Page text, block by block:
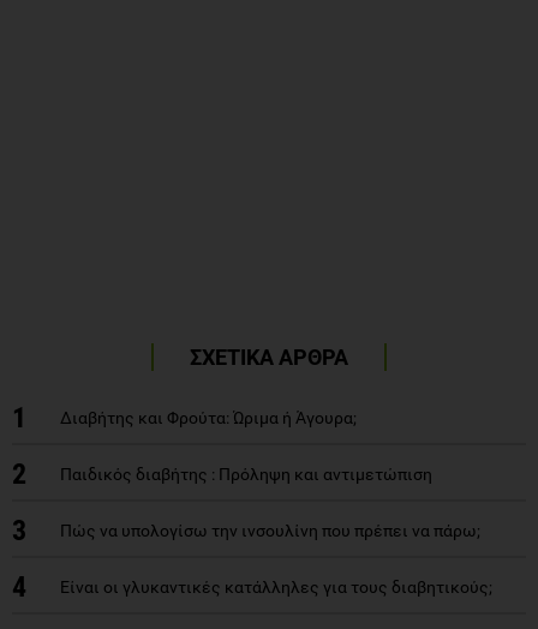
ΣΧΕΤΙΚΑ ΑΡΘΡΑ
1 Διαβήτης και Φρούτα: Ώριμα ή Άγουρα;
2 Παιδικός διαβήτης : Πρόληψη και αντιμετώπιση
3 Πώς να υπολογίσω την ινσουλίνη που πρέπει να πάρω;
4 Είναι οι γλυκαντικές κατάλληλες για τους διαβητικούς;